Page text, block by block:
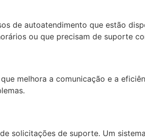
de autoatendimento que estão
ou que precisam de suporte
melhora a comunicação e a
solicitações de suporte. Um